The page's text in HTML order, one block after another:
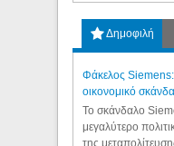
Δημοφιλή
Φάκελος Siemens:
οικονομικό
Το σκάνδαλο
μεγαλύτερο
της